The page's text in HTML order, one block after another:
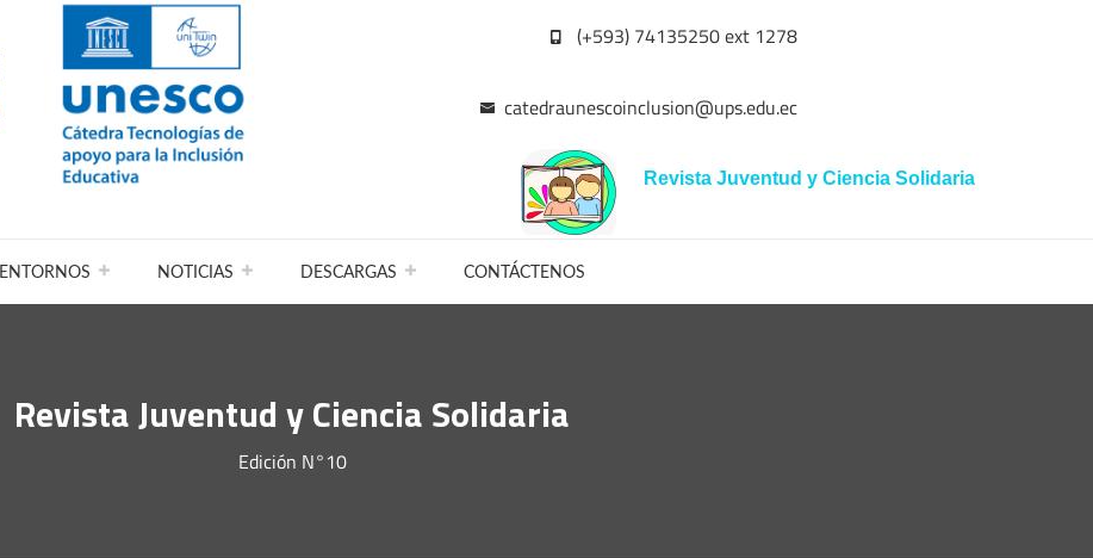
(+593) 74135250 ext 1278
catedraunescoinclusion@ups.edu.ec
Revista Juventud y Ciencia Solidaria
ENTORNOS NOTICIAS DESCARGAS CONTÁCTENOS
Revista Juventud y Ciencia Solidaria
Edición N°10